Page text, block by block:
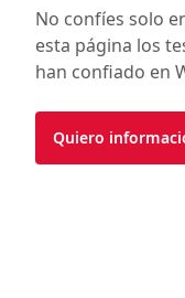
No confíes solo
esta página los
han confiado en
Quiero